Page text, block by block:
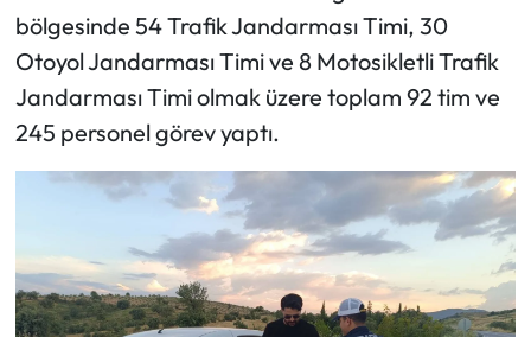
bölgesinde 54 Trafik Jandarması Timi, 30
Otoyol Jandarması Timi ve 8 Motosikletli Trafik
Jandarması Timi olmak üzere toplam 92 tim ve
245 personel görev yaptı.